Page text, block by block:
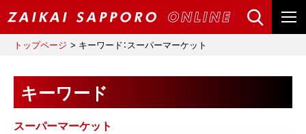
トップページ キーワード：スーパーマーケット
キーワード
スーパーマーケット